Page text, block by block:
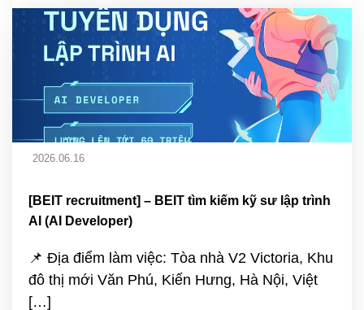
2026.06.16
[BEIT recruitment] – BEIT tìm kiếm kỹ sư lập trình
AI (AI Developer)
📌 Địa điểm làm việc: Tòa nhà V2 Victoria, Khu
đô thị mới Văn Phú, Kiến Hưng, Hà Nội, Việt
[…]